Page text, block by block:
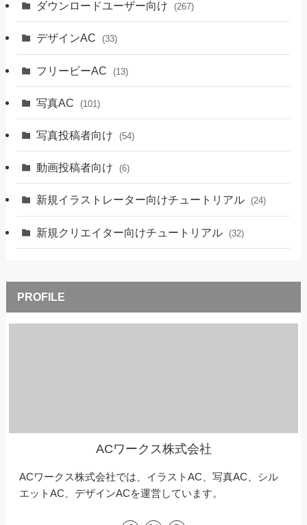
ダウンロードユーザー向け (267)
デザインAC (33)
フリービーAC (13)
写真AC (101)
写真投稿者向け (54)
動画投稿者向け (6)
新規イラストレーター向けチュートリアル (24)
新規クリエイター向けチュートリアル (32)
ACワークス株式会社
ACワークス株式会社では、イラストAC、写真AC、シル
エットAC、デザインACを運営しています。